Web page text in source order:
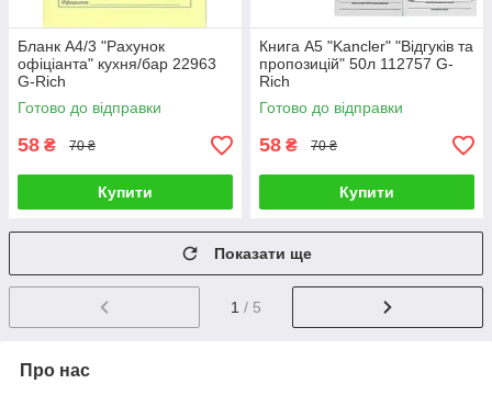
Бланк А4/3 "Рахунок
офіціанта" кухня/бар 22963
G-Rich
Готово до відправки
58 ₴ 70 ₴
Купити
Книга А5 "Kancler" "Відгуків та
пропозицій" 50л 112757 G-
Rich
Готово до відправки
58 ₴ 70 ₴
Купити
Показати ще
1 / 5
Про нас